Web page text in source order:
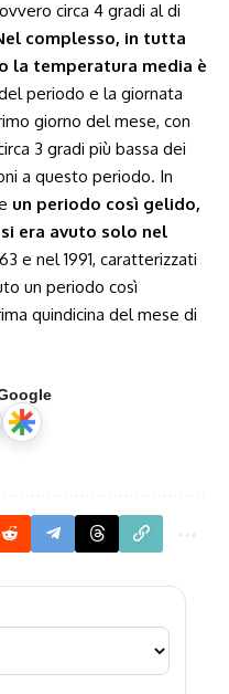
circa 4 gradi al di
complesso, in tutta
la temperatura media è
periodo e la giornata
giorno del mese, con
3 gradi più bassa dei
a questo periodo. In
un periodo così gelido,
era avuto solo nel
e nel 1991, caratterizzati
un periodo così
quindicina del mese di